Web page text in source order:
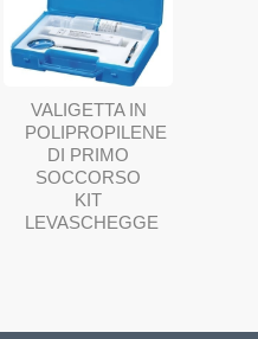
VALIGETTA IN
POLIPROPILENE
DI PRIMO
SOCCORSO
KIT
LEVASCHEGGE